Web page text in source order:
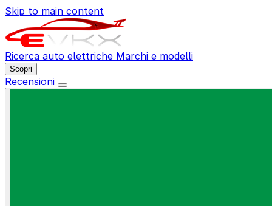
Skip to main content
Ricerca auto elettriche Marchi e modelli
Scopri
Recensioni